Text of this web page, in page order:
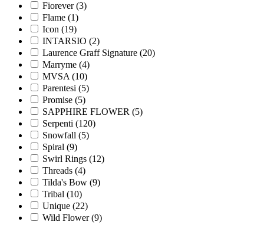
Fiorever (3)
Flame (1)
Icon (19)
INTARSIO (2)
Laurence Graff Signature (20)
Marryme (4)
MVSA (10)
Parentesi (5)
Promise (5)
SAPPHIRE FLOWER (5)
Serpenti (120)
Snowfall (5)
Spiral (9)
Swirl Rings (12)
Threads (4)
Tilda's Bow (9)
Tribal (10)
Unique (22)
Wild Flower (9)